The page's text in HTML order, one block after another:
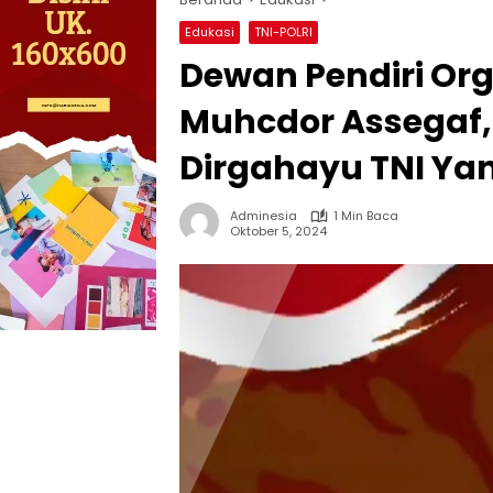
Edukasi TNI-POLRI
Dewan Pendiri
Muhcdor
Dirgahayu TNI
Adminesia
1 Min Baca
Oktober 5, 2024